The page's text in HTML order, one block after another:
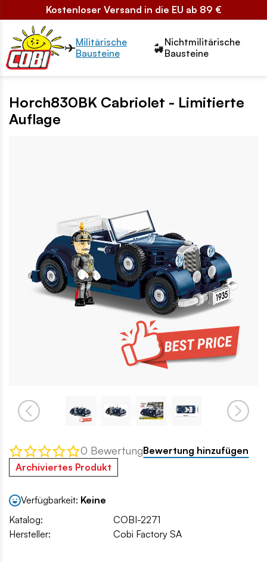
Kostenloser Versand in die EU ab 89 €
Przełącznik segmentów2
Militärische
Bausteine
Nichtmilitärische
Bausteine
Horch830BK Cabriolet - Limitierte
Auflage
0 BewertungBewertung hinzufügen
Archiviertes Produkt
Verfügbarkeit: Keine
Katalog:
COBI-2271
Hersteller:
Cobi Factory SA